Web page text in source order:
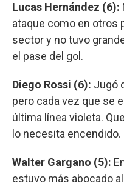
Lucas Hernández (6):
ataque como en otros
sector y no tuvo
el pase del gol.
Diego Rossi (6): Jugó
pero cada vez que se
última línea violeta.
lo necesita encendido.
Walter Gargano (5):
estuvo más abocado